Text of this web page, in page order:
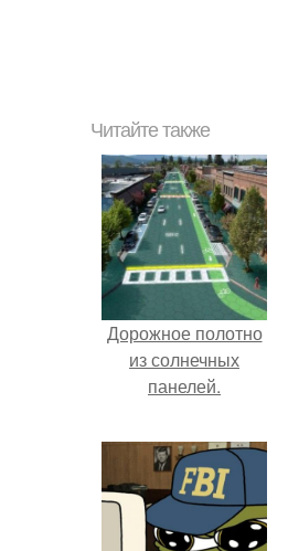
Читайте также
Дорожное полотно
из солнечных
панелей.